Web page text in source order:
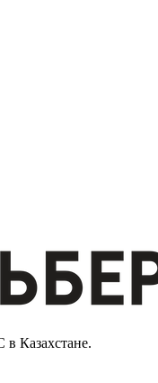
Казахстане.